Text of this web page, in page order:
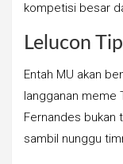
kompetisi besar
Lelucon
Entah MU akan
langganan meme
Fernandes bukan
sambil nunggu